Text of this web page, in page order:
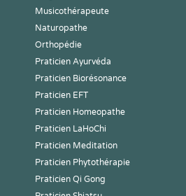
Musicothérapeute
Naturopathe
Orthopédie
Praticien Ayurvéda
Praticien Biorésonance
Praticien EFT
Praticien Homeopathe
Praticien LaHoChi
Praticien Meditation
Praticien Phytothérapie
Praticien Qi Gong